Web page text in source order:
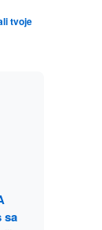
tvoje
sa